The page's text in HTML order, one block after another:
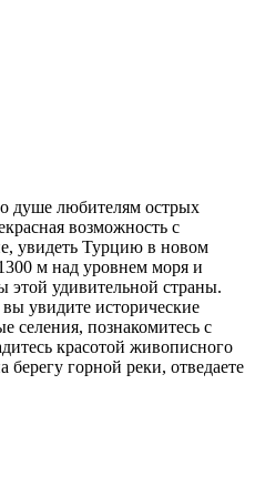
душе любителям острых
возможность с
увидеть Турцию в новом
м над уровнем моря и
этой удивительной страны.
увидите исторические
селения, познакомитесь с
красотой живописного
берегу горной реки, отведаете